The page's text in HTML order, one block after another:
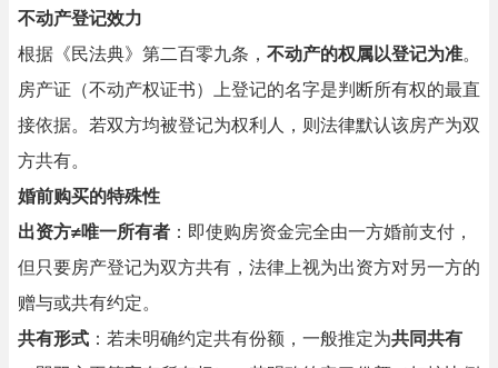
不动产登记效力
根据《民法典》第二百零九条， 不动产的权属以登记为准。
房产证（不动产权证书）上登记的名字是判断所有权的最直
接依据。若双方均被登记为权利人，则法律默认该房产为双
方共有。
婚前购买的特殊性
出资方≠唯一所有者 ：即使购房资金完全由一方婚前支付，
但只要房产登记为双方共有，法律上视为出资方对另一方的
赠与或共有约定。
共有形式 ：若未明确约定共有份额，一般推定为共同共有